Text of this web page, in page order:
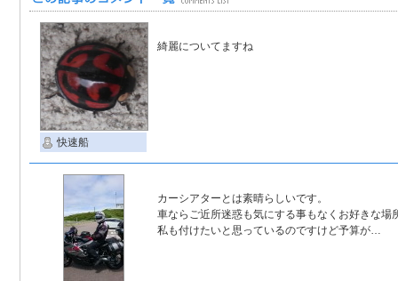
快速船
綺麗についてますね
カーシアターとは素晴らしいです。
車ならご近所迷惑も気にする事もなくお好きな
私も付けたいと思っているのですけど予算が…